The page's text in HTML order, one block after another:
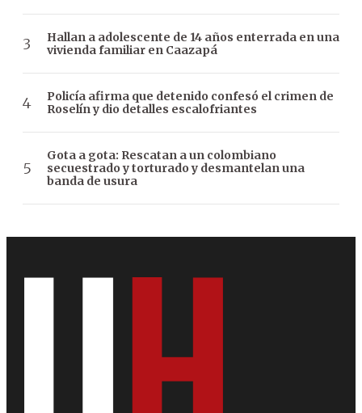
Hallan a adolescente de 14 años enterrada en una
vivienda familiar en Caazapá
Policía afirma que detenido confesó el crimen de
Roselín y dio detalles escalofriantes
Gota a gota: Rescatan a un colombiano
secuestrado y torturado y desmantelan una
banda de usura